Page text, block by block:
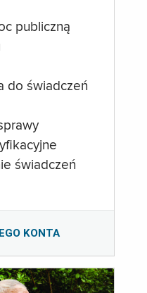
publiczną
do świadczeń
świadczeń
KONTA